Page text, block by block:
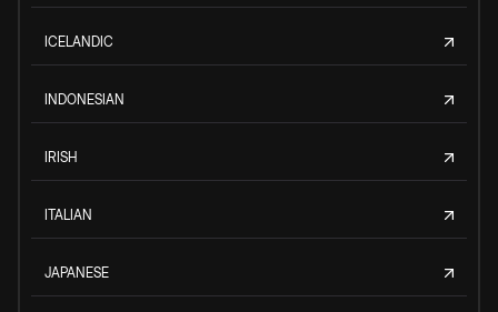
ICELANDIC
INDONESIAN
IRISH
ITALIAN
JAPANESE